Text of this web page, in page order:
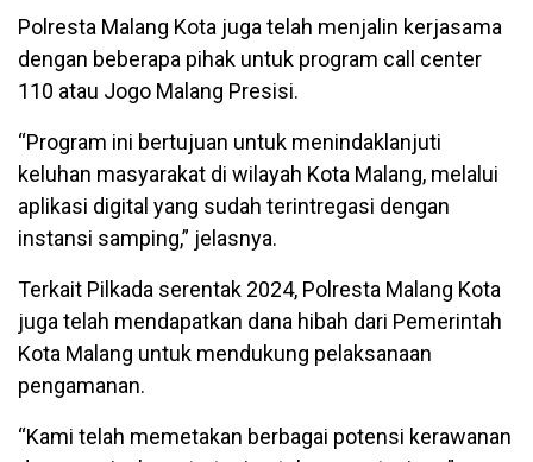
Polresta Malang Kota juga telah menjalin kerjasama
dengan beberapa pihak untuk program call center
110 atau Jogo Malang Presisi.
“Program ini bertujuan untuk menindaklanjuti
keluhan masyarakat di wilayah Kota Malang, melalui
aplikasi digital yang sudah terintregasi dengan
instansi samping,” jelasnya.
Terkait Pilkada serentak 2024, Polresta Malang Kota
juga telah mendapatkan dana hibah dari Pemerintah
Kota Malang untuk mendukung pelaksanaan
pengamanan.
“Kami telah memetakan berbagai potensi kerawanan